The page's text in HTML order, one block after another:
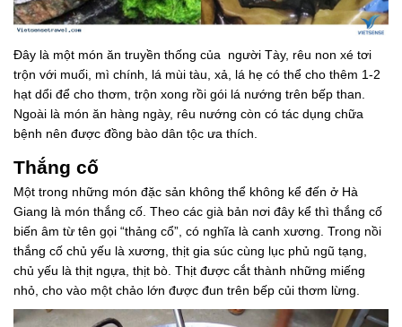
Đây là một món ăn truyền thống của người Tày, rêu non xé tơi
trộn với muối, mì chính, lá mùi tàu, xả, lá hẹ có thể cho thêm 1-2
hạt dổi để cho thơm, trộn xong rồi gói lá nướng trên bếp than.
Ngoài là món ăn hàng ngày, rêu nướng còn có tác dụng chữa
bệnh nên được đồng bào dân tộc ưa thích.
Thắng cố
Một trong những món đặc sản không thể không kể đến ở Hà
Giang là món thắng cố. Theo các già bản nơi đây kể thì thắng cố
biến âm từ tên gọi “thảng cổ”, có nghĩa là canh xương. Trong nồi
thắng cố chủ yếu là xương, thịt gia súc cùng lục phủ ngũ tạng,
chủ yếu là thịt ngựa, thịt bò. Thịt được cắt thành những miếng
nhỏ, cho vào một chảo lớn được đun trên bếp củi thơm lừng.